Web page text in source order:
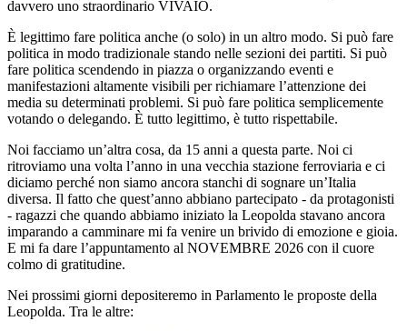
davvero uno straordinario VIVAIO.
È legittimo fare politica anche (o solo) in un altro modo. Si può fare
politica in modo tradizionale stando nelle sezioni dei partiti. Si può
fare politica scendendo in piazza o organizzando eventi e
manifestazioni altamente visibili per richiamare l’attenzione dei
media su determinati problemi. Si può fare politica semplicemente
votando o delegando. È tutto legittimo, è tutto rispettabile.
Noi facciamo un’altra cosa, da 15 anni a questa parte. Noi ci
ritroviamo una volta l’anno in una vecchia stazione ferroviaria e ci
diciamo perché non siamo ancora stanchi di sognare un’Italia
diversa. Il fatto che quest’anno abbiano partecipato - da protagonisti
- ragazzi che quando abbiamo iniziato la Leopolda stavano ancora
imparando a camminare mi fa venire un brivido di emozione e gioia.
E mi fa dare l’appuntamento al NOVEMBRE 2026 con il cuore
colmo di gratitudine.
Nei prossimi giorni depositeremo in Parlamento le proposte della
Leopolda. Tra le altre: